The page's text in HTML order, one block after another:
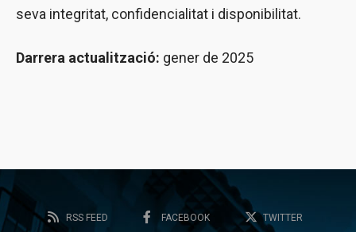
seva integritat, confidencialitat i disponibilitat.
Darrera actualització: gener de 2025
RSS FEED FACEBOOK TWITTER